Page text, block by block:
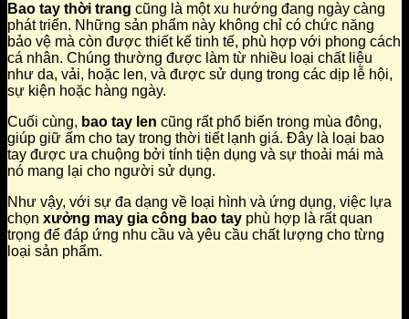
Bao tay thời trang cũng là một xu hướng đang ngày càng
phát triển. Những sản phẩm này không chỉ có chức năng
bảo vệ mà còn được thiết kế tinh tế, phù hợp với phong cách
cá nhân. Chúng thường được làm từ nhiều loại chất liệu
như da, vải, hoặc len, và được sử dụng trong các dịp lễ hội,
sự kiện hoặc hàng ngày.
Cuối cùng, bao tay len cũng rất phổ biến trong mùa đông,
giúp giữ ấm cho tay trong thời tiết lạnh giá. Đây là loại bao
tay được ưa chuộng bởi tính tiện dụng và sự thoải mái mà
nó mang lại cho người sử dụng.
Như vậy, với sự đa dạng về loại hình và ứng dụng, việc lựa
chọn xưởng may gia công bao tay phù hợp là rất quan
trọng để đáp ứng nhu cầu và yêu cầu chất lượng cho từng
loại sản phẩm.